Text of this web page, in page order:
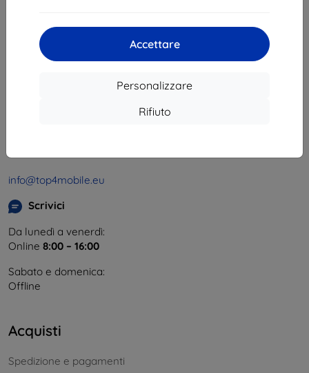
Accettare
Personalizzare
Rifiuto
Shield-Sk s.r.o.
Via Rudolfa Mocka 3750/2A
841 04 Bratislava
info@top4mobile.eu
Scrivici
Da lunedì a venerdì:
Online 8:00 – 16:00
Sabato e domenica:
Offline
Acquisti
Spedizione e pagamenti